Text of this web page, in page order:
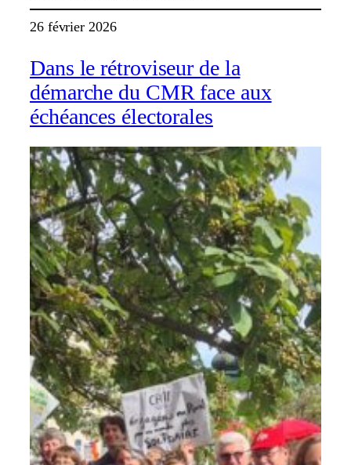
26 février 2026
Dans le rétroviseur de la
démarche du CMR face aux
échéances électorales